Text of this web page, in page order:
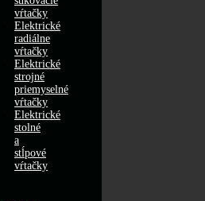
vŕtačky
Elektrické
radiálne
vŕtačky
Elektrické
strojné
priemyselné
vŕtačky
Elektrické
stolné
a
stĺpové
vŕtačky